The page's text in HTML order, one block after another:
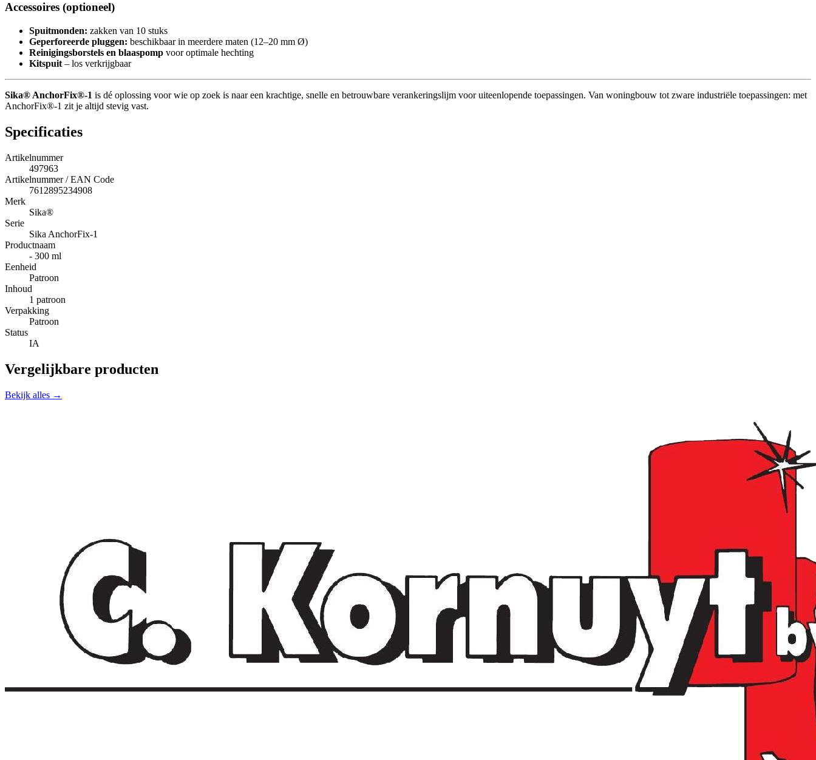
Accessoires (optioneel)
Spuitmonden: zakken van 10 stuks
Geperforeerde pluggen: beschikbaar in meerdere maten (12–20 mm Ø)
Reinigingsborstels en blaaspomp voor optimale hechting
Kitspuit – los verkrijgbaar
Sika® AnchorFix®-1 is dé oplossing voor wie op zoek is naar een krachtige, snelle en betrouwbare verankeringslijm voor uiteenlopende toepassingen. Van woningbouw tot zware industriële toepassingen: met
AnchorFix®-1 zit je altijd stevig vast.
Specificaties
Artikelnummer
497963
Artikelnummer / EAN Code
7612895234908
Merk
Sika®
Serie
Sika AnchorFix-1
Productnaam
- 300 ml
Eenheid
Patroon
Inhoud
1 patroon
Verpakking
Patroon
Status
IA
Vergelijkbare producten
Bekijk alles →